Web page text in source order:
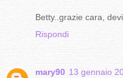
Betty..grazie cara,
Rispondi
mary90 13 gennaio